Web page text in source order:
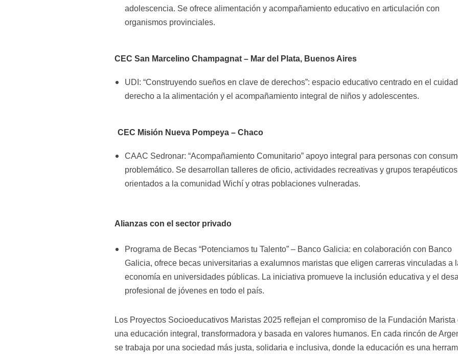
adolescencia. Se ofrece alimentación y acompañamiento educativo en articulación con
organismos provinciales.
CEC San Marcelino Champagnat – Mar del Plata, Buenos Aires
UDI: “Construyendo sueños en clave de derechos”: espacio educativo centrado en el
derecho a la alimentación y el acompañamiento integral de niños y adolescentes.
CEC Misión Nueva Pompeya – Chaco
CAAC Sedronar: “Acompañamiento Comunitario” apoyo integral para personas con
problemático. Se desarrollan talleres de oficio, actividades recreativas y grupos terapéuticos
orientados a la comunidad Wichí y otras poblaciones vulneradas.
Alianzas con el sector privado
Programa de Becas “Potenciamos tu Talento” – Banco Galicia: en colaboración con Banco
Galicia, ofrece becas universitarias a exalumnos maristas que eligen carreras vinculadas a
economía en universidades públicas. La iniciativa promueve la inclusión educativa y el
profesional de jóvenes en todo el país.
Los Proyectos Socioeducativos Maristas 2025 reflejan el compromiso de la Fundación Marista
una educación integral, transformadora y basada en valores humanos. En cada rincón de
se trabaja por una sociedad más justa, solidaria e inclusiva, donde la educación es una